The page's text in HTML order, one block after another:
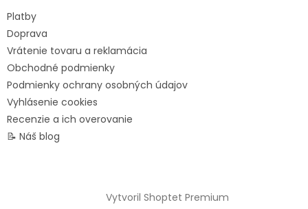
Platby
Doprava
Vrátenie tovaru a reklamácia
Obchodné podmienky
Podmienky ochrany osobných údajov
Vyhlásenie cookies
Recenzie a ich overovanie
📝 Náš blog
Vytvoril Shoptet Premium